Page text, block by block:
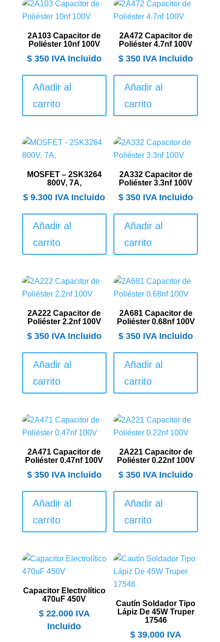
2A103 Capacitor de
Poliéster 10nf 100V
$350 IVA Incluido
Añadir al
carrito
2A472 Capacitor de
Poliéster 4.7nf 100V
$ 350 IVA Incluido
Añadir al
carrito
MOSFET – 2SK3264
800V, 7A,
$ 9.300 IVA Incluido
Añadir al
carrito
2A332 Capacitor de
Poliéster 3.3nf 100V
$ 350 IVA Incluido
Añadir al
carrito
2A222 Capacitor de
Poliéster 2.2nf 100V
$350 IVA Incluido
Añadir al
carrito
2A681 Capacitor de
Poliéster 0.68nf 100V
$ 350 IVA Incluido
Añadir al
carrito
2A471 Capacitor de
Poliéster 0.47nf 100V
$350 IVA Incluido
Añadir al
carrito
2A221 Capacitor de
Poliéster 0.22nf 100V
$ 350 IVA Incluido
Añadir al
carrito
Capacitor Electrolítico
470uF 450V
$22.000 IVA
Incluido
Cautín Soldador Tipo
Lápiz De 45W Truper
17546
$ 39.000 IVA